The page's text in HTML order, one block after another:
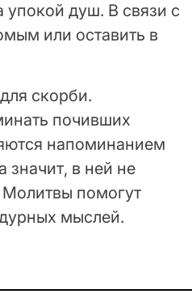
упокой душ. В связи с
или оставить в
скорби.
почивших
напоминанием
в ней не
помогут
мыслей.